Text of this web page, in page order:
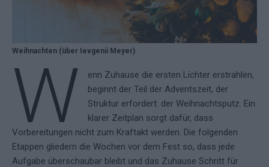
Weihnachten (über Ievgenii Meyer)
W
enn Zuhause die ersten Lichter erstrahlen,
beginnt der Teil der Adventszeit, der
Struktur erfordert: der Weihnachtsputz. Ein
klarer Zeitplan sorgt dafür, dass
Vorbereitungen nicht zum Kraftakt werden. Die folgenden
Etappen gliedern die Wochen vor dem Fest so, dass jede
Aufgabe überschaubar bleibt und das Zuhause Schritt für